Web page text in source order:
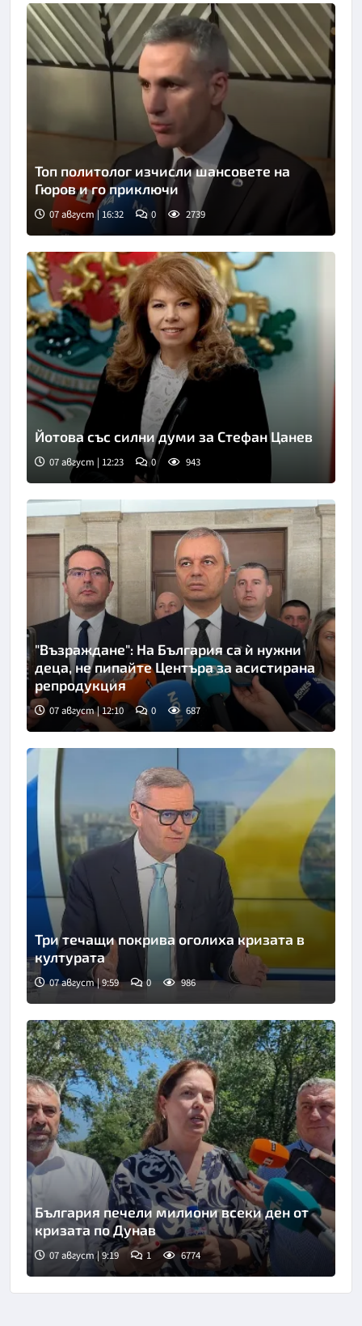
Топ политолог изчисли шансовете на
Гюров и го приключи
07 август | 16:32 0 2739
Йотова със силни думи за Стефан Цанев
07 август | 12:23 0 943
"Възраждане": На България са ѝ нужни
деца, не пипайте Центъра за асистирана
репродукция
07 август | 12:10 0 687
Снимка: БНТ
Три течащи покрива оголиха кризата в
културата
07 август | 9:59 0 986
Снимка: БТА
България печели милиони всеки ден от
кризата по Дунав
07 август | 9:19 1 6774